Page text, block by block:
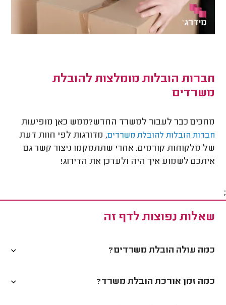
חברות הובלות מומלצות להובלת
משרדים
מחכים כבר לעבור למשרד החדש?ממש כאן מופיעות
חברות הובלות להובלת משרדים, מדורגות לפי חוות דעת
של מלקוחות קודמים. אחרי שתתמקמו ניצור קשר גם
איתכם לשמוע איך היה ולעדכן את הדירוג!
;
שאלות נפוצות לדף זה
כמה עולה הובלת משרדים?
כמה זמן אורכת הובלת משרד?